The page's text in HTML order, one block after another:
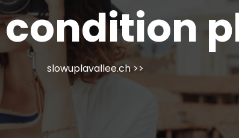
condition
slowuplavallee.ch>>